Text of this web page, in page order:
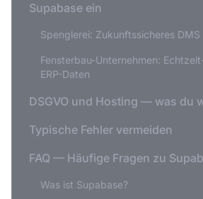
Supabase ein
Spenglerei: Zukunftssicheres
Fensterbau-Unternehmen:
ERP-Daten
DSGVO und Hosting — was du
Typische Fehler vermeiden
FAQ — Häufige Fragen zu
Was ist Supabase?